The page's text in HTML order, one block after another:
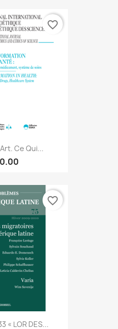
Ce Qui...
favorite_border
« LOR DES...
favorite_border